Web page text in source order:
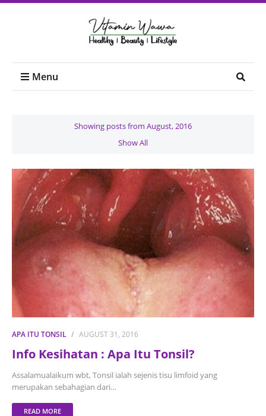
Menu
Showing posts from August, 2016
Show All
APA ITU TONSIL AUGUST 31, 2016
Info Kesihatan : Apa Itu Tonsil?
Assalamualaikum wbt, Tonsil ialah sejenis tisu limfoid yang
merupakan sebahagian dari…
READ MORE